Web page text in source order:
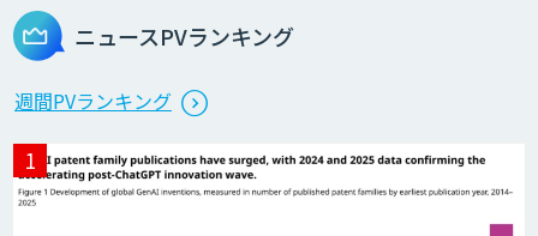
製造業特化型オーダーメイドAI開発（知
財/FMEA/電気回路/CAD/外観検査）
ニュースPVランキング
週間PVランキング